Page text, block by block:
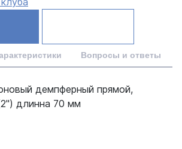
Вопросы и ответы
демпферный прямой,
длинна 70 мм